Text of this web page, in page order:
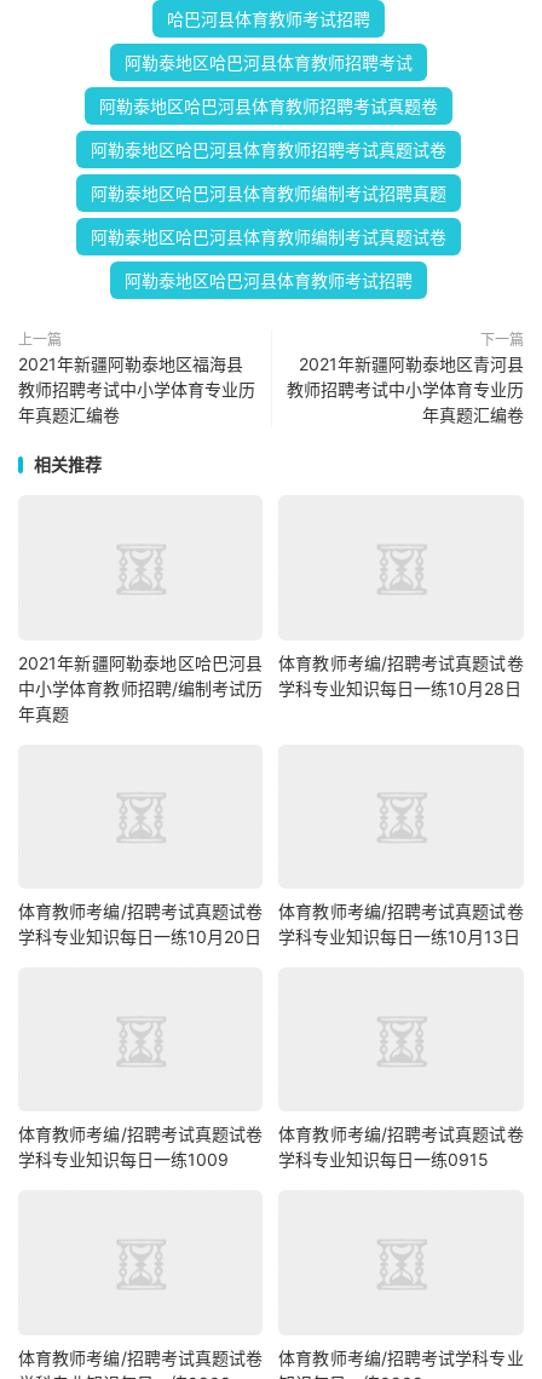
哈巴河县体育教师考试招聘
阿勒泰地区哈巴河县体育教师招聘考试
阿勒泰地区哈巴河县体育教师招聘考试真题卷
阿勒泰地区哈巴河县体育教师招聘考试真题试卷
阿勒泰地区哈巴河县体育教师编制考试招聘真题
阿勒泰地区哈巴河县体育教师编制考试真题试卷
阿勒泰地区哈巴河县体育教师考试招聘
上一篇
2021年新疆阿勒泰地区福海县
教师招聘考试中小学体育专业历
年真题汇编卷
下一篇
2021年新疆阿勒泰地区青河县
教师招聘考试中小学体育专业历
年真题汇编卷
相关推荐
2021年新疆阿勒泰地区哈巴河县
中小学体育教师招聘/编制考试历
年真题
体育教师考编/招聘考试真题试卷
学科专业知识每日一练10月28日
体育教师考编/招聘考试真题试卷
学科专业知识每日一练10月20日
体育教师考编/招聘考试真题试卷
学科专业知识每日一练10月13日
体育教师考编/招聘考试真题试卷
学科专业知识每日一练1009
体育教师考编/招聘考试真题试卷
学科专业知识每日一练0915
体育教师考编/招聘考试真题试卷
体育教师考编/招聘考试学科专业